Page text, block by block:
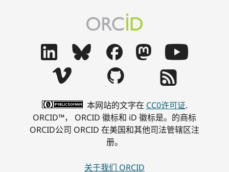
本网站的文字在 CC0许可证.
ORCID™， ORCID 徽标和 iD 徽标是。的商标
ORCID公司 ORCID 在美国和其他司法管辖区注
册。
关于我们 ORCID